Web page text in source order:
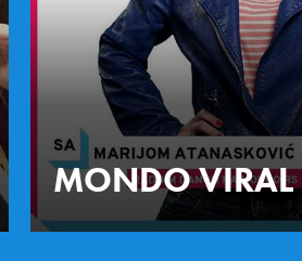
MONDO VIRAL